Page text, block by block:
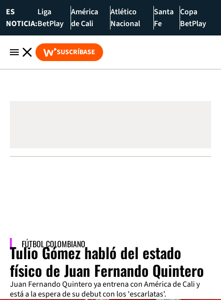
ES
NOTICIA:
Liga
BetPlay
América
de Cali
Atlético
Nacional
Santa
Fe
Copa
BetPlay
SUSCRÍBASE
FÚTBOL COLOMBIANO
Tulio Gómez habló del estado
físico de Juan Fernando Quintero
Juan Fernando Quintero ya entrena con América de Cali y
está a la espera de su debut con los 'escarlatas'.